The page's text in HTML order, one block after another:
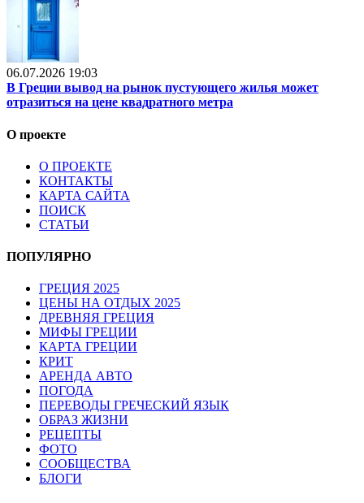
06.07.2026 19:03
В Греции вывод на рынок пустующего жилья может
отразиться на цене квадратного метра
О проекте
О ПРОЕКТЕ
КОНТАКТЫ
КАРТА САЙТА
ПОИСК
СТАТЬИ
ПОПУЛЯРНО
ГРЕЦИЯ 2025
ЦЕНЫ НА ОТДЫХ 2025
ДРЕВНЯЯ ГРЕЦИЯ
МИФЫ ГРЕЦИИ
КАРТА ГРЕЦИИ
КРИТ
АРЕНДА АВТО
ПОГОДА
ПЕРЕВОДЫ ГРЕЧЕСКИЙ ЯЗЫК
ОБРАЗ ЖИЗНИ
РЕЦЕПТЫ
ФОТО
СООБЩЕСТВА
БЛОГИ